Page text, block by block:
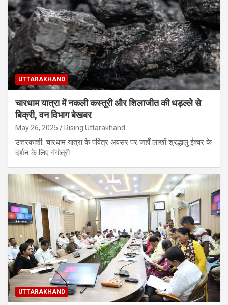
UTTARAKHAND
चारधाम यात्रा में नकली कस्तूरी और शिलाजीत की धड़ल्ले से
बिक्री, वन विभाग बेखबर
May 26, 2025 Rising Uttarakhand
उत्तरकाशी: चारधाम यात्रा के पवित्र अवसर पर जहाँ लाखों श्रद्धालु ईश्वर के
दर्शन के लिए गंगोत्री…
UTTARAKHAND